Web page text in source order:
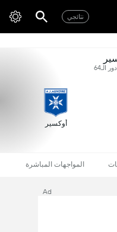
نتائجي
الـ64
أوكسير
المواجهات المباشرة
Ad